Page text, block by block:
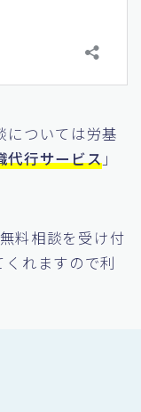
については労基
代行サービス 」
料相談を受け付
れますので利